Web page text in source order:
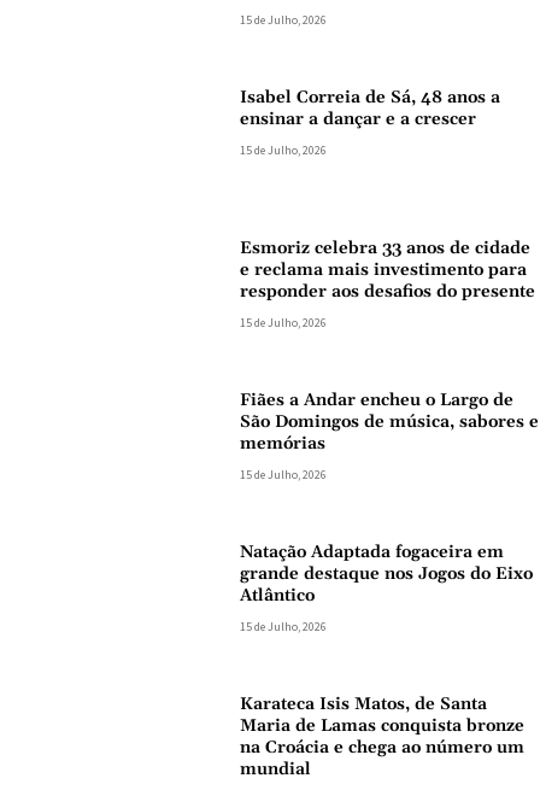
15 de Julho, 2026
Isabel Correia de Sá, 48 anos a
ensinar a dançar e a crescer
15 de Julho, 2026
Esmoriz celebra 33 anos de cidade
e reclama mais investimento para
responder aos desafios do presente
15 de Julho, 2026
Fiães a Andar encheu o Largo de
São Domingos de música, sabores e
memórias
15 de Julho, 2026
Natação Adaptada fogaceira em
grande destaque nos Jogos do Eixo
Atlântico
15 de Julho, 2026
Karateca Isis Matos, de Santa
Maria de Lamas conquista bronze
na Croácia e chega ao número um
mundial